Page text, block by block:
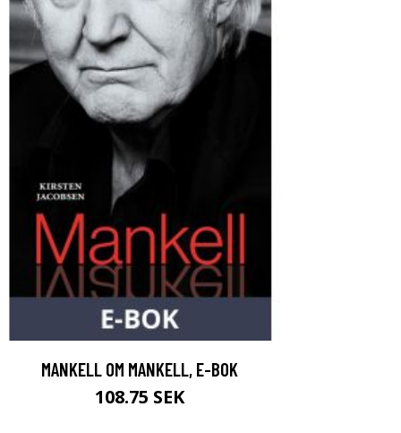
MANKELL OM MANKELL, E-BOK
108.75 SEK